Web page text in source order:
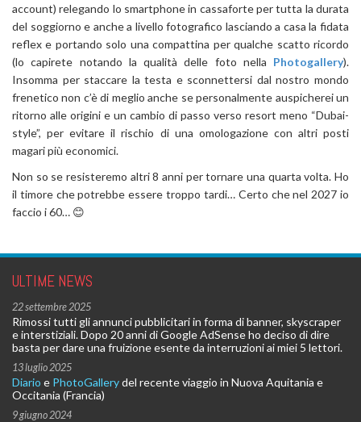
account) relegando lo smartphone in cassaforte per tutta la durata
del soggiorno e anche a livello fotografico lasciando a casa la fidata
reflex e portando solo una compattina per qualche scatto ricordo
(lo capirete notando la qualità delle foto nella Photogallery).
Insomma per staccare la testa e sconnettersi dal nostro mondo
frenetico non c’è di meglio anche se personalmente auspicherei un
ritorno alle origini e un cambio di passo verso resort meno “Dubai-
style”, per evitare il rischio di una omologazione con altri posti
magari più economici.
Non so se resisteremo altri 8 anni per tornare una quarta volta. Ho
il timore che potrebbe essere troppo tardi… Certo che nel 2027 io
faccio i 60… 😊
ULTIME NEWS
22 settembre 2025
Rimossi tutti gli annunci pubblicitari in forma di banner, skyscraper
e interstiziali. Dopo 20 anni di Google AdSense ho deciso di dire
basta per dare una fruizione esente da interruzioni ai miei 5 lettori.
13 luglio 2025
Diario e PhotoGallerydel recente viaggio in Nuova Aquitania e
Occitania (Francia)
9 giugno 2024